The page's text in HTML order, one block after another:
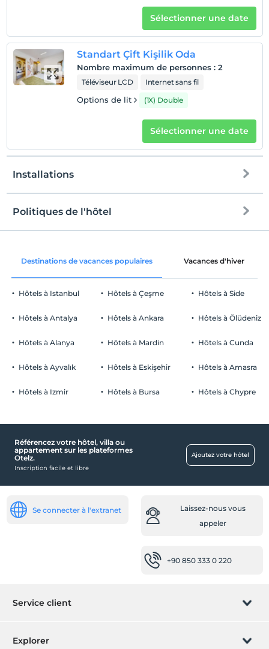
Sélectionner une date
Standart Çift Kişilik Oda
Nombre maximum de personnes : 2
Téléviseur LCD Internet sans fil
Options de lit (1X) Double
Sélectionner une date
Installations
Espaces communs et toutes les
Fax/photocopie
Désactivée
Accès facile à l'hôpital (15 minutes)
Politiques de l'hôtel
enregistrement
Vérifier
Avant 12:00
animaux
Les bébés de moins de 2 ne sont pas facturés
Destinations de vacances populaires Vacances d'hiver
Hôtels à Istanbul
Hôtels à Antalya
Hôtels à Alanya
Hôtels à Ayvalık
Hôtels à Izmir
Hôtels à Çeşme
Hôtels à Ankara
Hôtels à Mardin
Hôtels à Eskişehir
Hôtels à Bursa
Hôtels à Side
Hôtels à Ölüdeniz
Hôtels à Cunda
Hôtels à Amasra
Hôtels à Chypre
Référencez votre hôtel, villa ou
appartement sur les plateformes
Otelz.
Inscription facile et libre
Ajoutez votre hôtel
Se connecter à l'extranet
Laissez-nous vous
appeler
+90 850 333 0 220
Service client
Gérer la réservation
Explorer